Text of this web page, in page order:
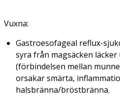
Vuxna:
Gastroesofageal reflux-
syra från magsäcken
(förbindelsen mellan
orsakar smärta,
halsbränna/bröstbränna.